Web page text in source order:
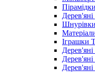
Шнурівки
Іграшки
Дерев'яні